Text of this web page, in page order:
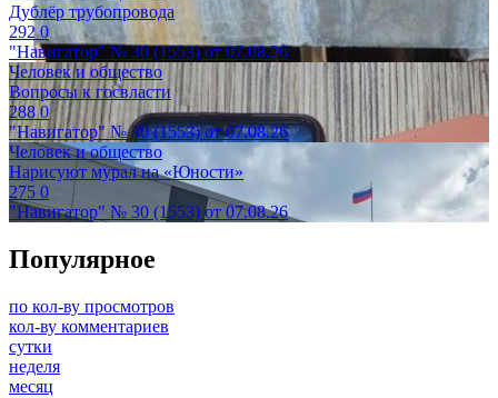
Дублёр трубопровода
2920
"Навигатор" № 30 (1553) от 07.08.26
Человек и общество
Вопросы к госвласти
2880
"Навигатор" № 30 (1553) от 07.08.26
Человек и общество
Нарисуют мурал на «Юности»
275 0
"Навигатор" № 30 (1553) от 07.08.26
Популярное
по кол-ву просмотров
кол-ву комментариев
сутки
неделя
месяц